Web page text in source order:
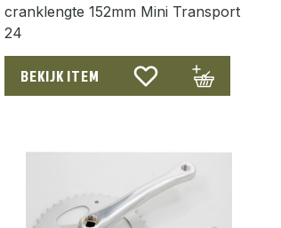
cranklengte 152mm Mini Transport
24
BEKIJK ITEM